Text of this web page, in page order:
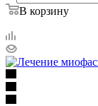
В корзину